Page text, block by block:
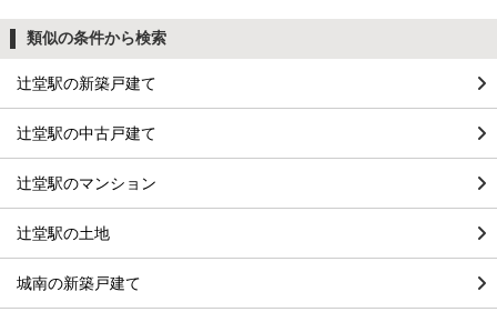
類似の条件から検索
辻堂駅の新築戸建て
辻堂駅の中古戸建て
辻堂駅のマンション
辻堂駅の土地
城南の新築戸建て